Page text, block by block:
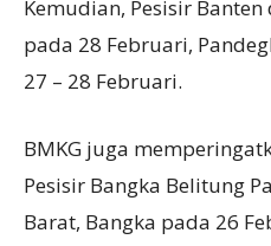
Kemudian, Pesisir
pada 28 Februari,
27 – 28 Februari.
BMKG juga
Pesisir Bangka Belitung
Barat, Bangka pada 26